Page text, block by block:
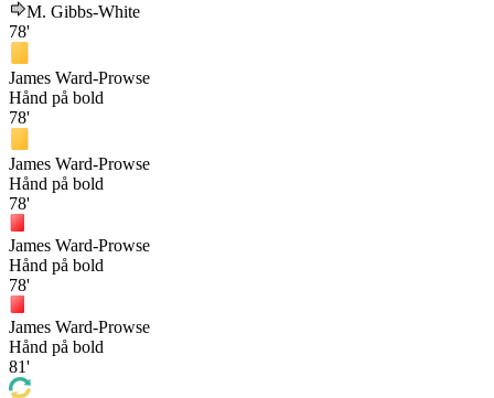
M. Gibbs-White
78'
James Ward-Prowse
Hånd på bold
78'
James Ward-Prowse
Hånd på bold
78'
James Ward-Prowse
Hånd på bold
78'
James Ward-Prowse
Hånd på bold
81'